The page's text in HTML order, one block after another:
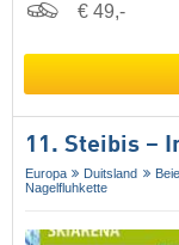
€ 49,-
11. Steibis –
Europa Duitsland
Nagelfluhkette